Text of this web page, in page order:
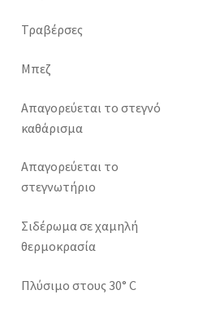
Τραβέρσες
Μπεζ
Απαγορεύεται το στεγνό
καθάρισμα
Απαγορεύεται το
στεγνωτήριο
Σιδέρωμα σε χαμηλή
θερμοκρασία
Πλύσιμο στους 30° C